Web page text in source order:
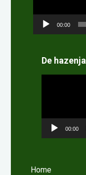
00:00
De
00:00
Home